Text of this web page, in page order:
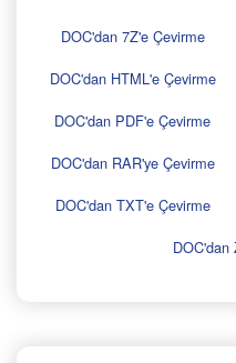
DOC'dan 7Z'e Çevirme
DOC'dan HTML'e Çevirme
DOC'dan PDF'e Çevirme
DOC'dan RAR'ye Çevirme
DOC'dan TXT'e Çevirme
DOC'dan